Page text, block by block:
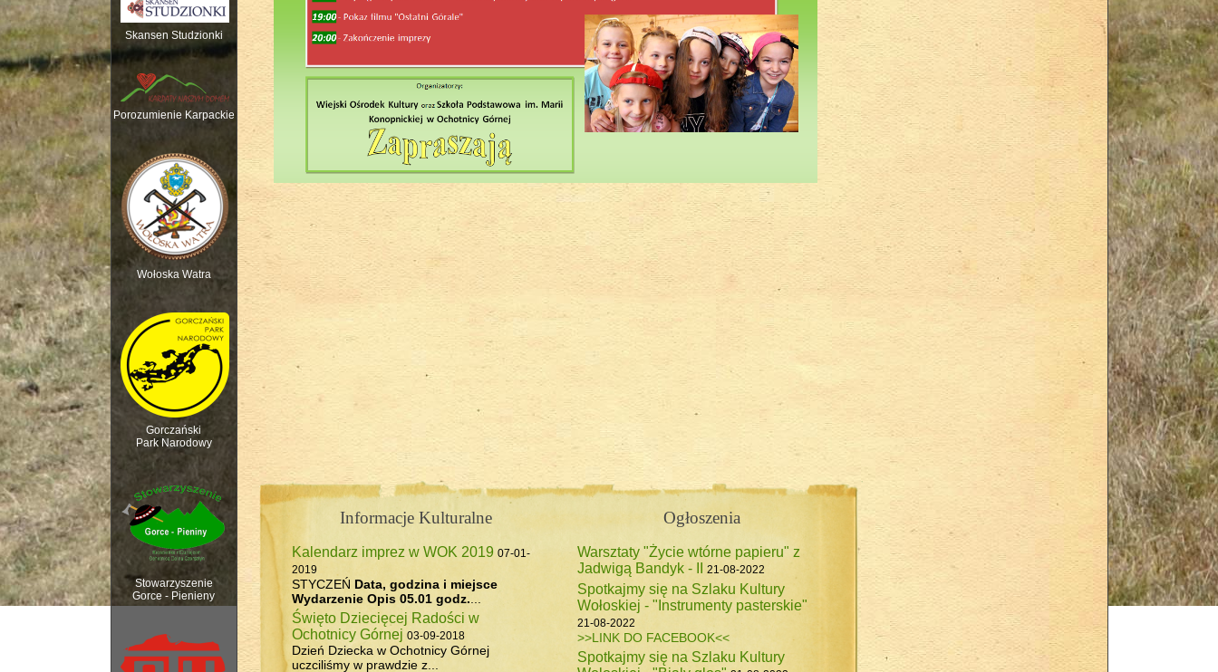
Skansen Studzionki
Porozumienie Karpackie
Wołoska Watra
Gorczański
Park Narodowy
Stowarzyszenie
Gorce - Pienieny
Nauka gry na tradycyjnych instrumentach ludowych w WOK 2018
Polana Kurnytowa - Forendówki 2018
Rozpoczęcie sezonu pasterskiego, 6 maj 2017
Informacje Kulturalne
Kalendarz imprez w WOK 2019 07-01-
2019
STYCZEŃ Data, godzina i miejsce
Wydarzenie Opis 05.01 godz.
Święto Dziecięcej Radości w
Ochotnicy Górnej 03-09-2018
Dzień Dziecka w Ochotnicy Górnej
uczciliśmy w prawdzie z...
Ogłoszenia
Warsztaty "Życie wtórne papieru" z
Jadwigą Bandyk - II
21-08-2022
Spotkajmy się na Szlaku Kultury
Wołoskiej - "Instrumenty pasterskie"
21-08-2022
>>LINK DO FACEBOOK<<
Spotkajmy się na Szlaku Kultury